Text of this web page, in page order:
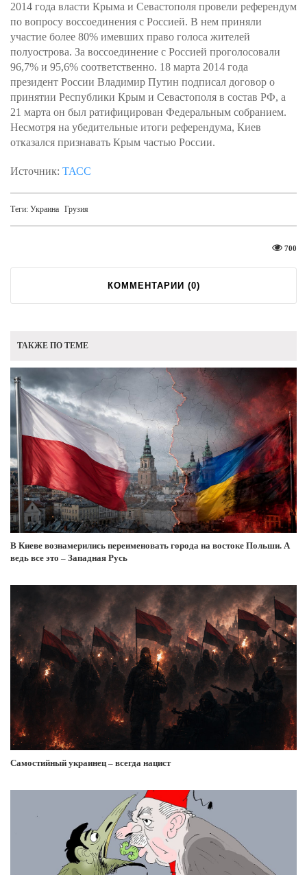
2014 года власти Крыма и Севастополя провели референдум
по вопросу воссоединения с Россией. В нем приняли
участие более 80% имевших право голоса жителей
полуострова. За воссоединение с Россией проголосовали
96,7% и 95,6% соответственно. 18 марта 2014 года
президент России Владимир Путин подписал договор о
принятии Республики Крым и Севастополя в состав РФ, а
21 марта он был ратифицирован Федеральным собранием.
Несмотря на убедительные итоги референдума, Киев
отказался признавать Крым частью России.
Источник: ТАСС
Теги: Украина Грузия
700
КОММЕНТАРИИ (0)
ТАКЖЕ ПО ТЕМЕ
В Киеве вознамерились переименовать города на востоке Польши. А
ведь все это – Западная Русь
Самостийный украинец – всегда нацист